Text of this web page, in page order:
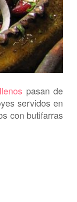
pasan de
servidos en
con butifarras